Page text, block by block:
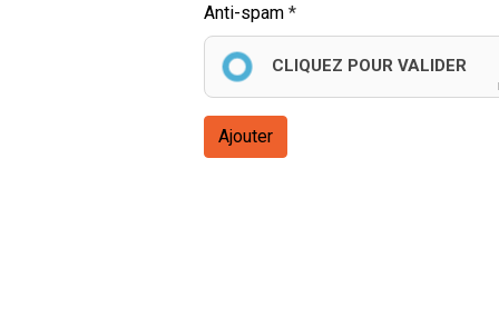
Anti-spam
CLIQUEZ POUR VALIDER
Ajouter